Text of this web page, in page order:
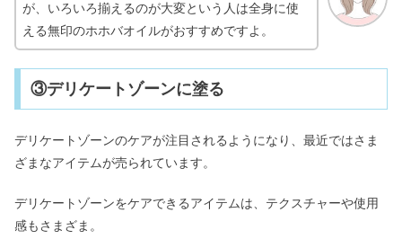
が、いろいろ揃えるのが大変という人は全身に使
える無印のホホバオイルがおすすめですよ。
③デリケートゾーンに塗る
デリケートゾーンのケアが注目されるようになり、最近ではさま
ざまなアイテムが売られています。
デリケートゾーンをケアできるアイテムは、テクスチャーや使用
感もさまざま。